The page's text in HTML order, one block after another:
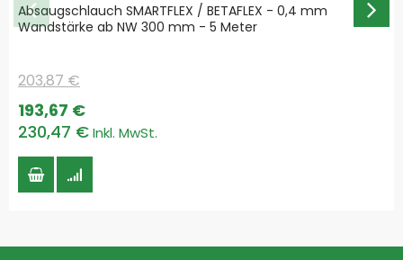
Absaugschlauch SMARTFLEX / BETAFLEX - 0,4 mm
Wandstärke ab NW 300 mm - 5 Meter
Special
Price
230,47 €
193,67 €
203,87 €